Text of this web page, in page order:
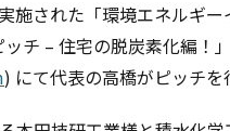
施された「環境エネルギ
チ – 住宅の脱炭素化編！
) にて代表の高橋がピッチを